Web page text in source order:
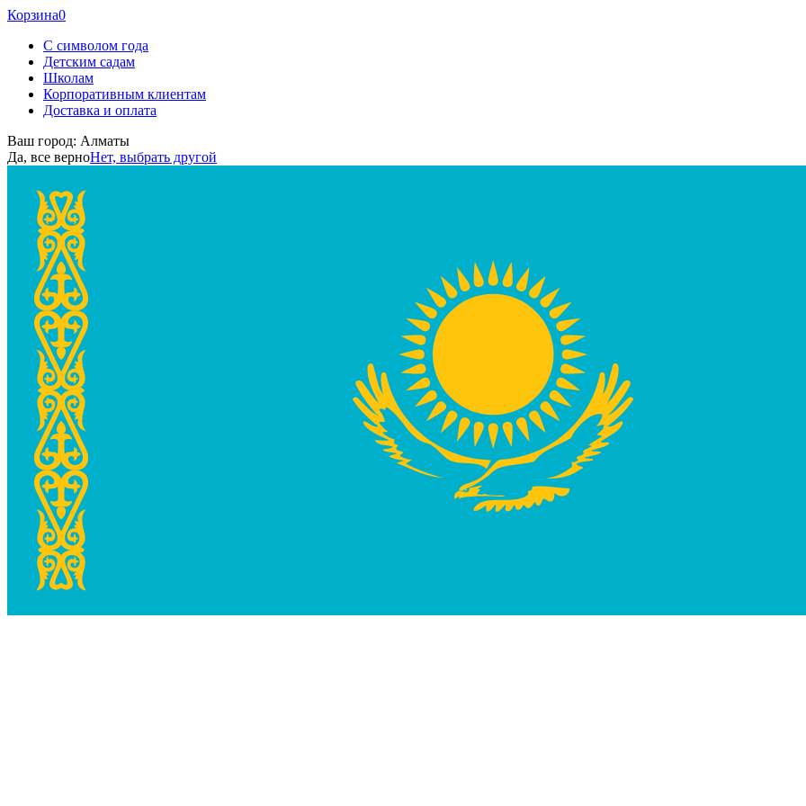
Корзина0
С символом года
Детским садам
Школам
Корпоративным клиентам
Доставка и оплата
Ваш город: Алматы
Да, все верноНет, выбрать другой